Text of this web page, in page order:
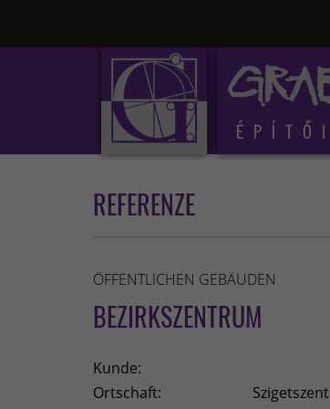
REFERENZE
ÖFFENTLICHEN GEBÄUDEN
BEZIRKSZENTRUM
Kunde:
Ortschaft: